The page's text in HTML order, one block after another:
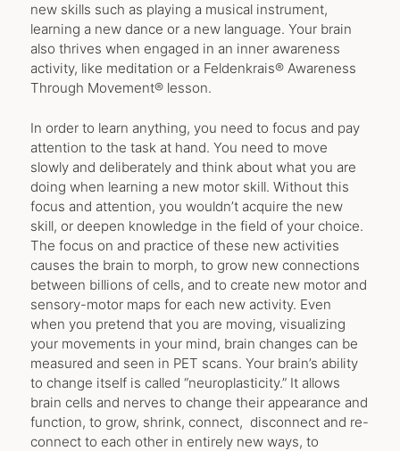
new skills such as playing a musical instrument,
learning a new dance or a new language. Your brain
also thrives when engaged in an inner awareness
activity, like meditation or a Feldenkrais® Awareness
Through Movement® lesson.
In order to learn anything, you need to focus and pay
attention to the task at hand. You need to move
slowly and deliberately and think about what you are
doing when learning a new motor skill. Without this
focus and attention, you wouldn’t acquire the new
skill, or deepen knowledge in the field of your choice.
The focus on and practice of these new activities
causes the brain to morph, to grow new connections
between billions of cells, and to create new motor and
sensory-motor maps for each new activity. Even
when you pretend that you are moving, visualizing
your movements in your mind, brain changes can be
measured and seen in PET scans. Your brain’s ability
to change itself is called “neuroplasticity.” It allows
brain cells and nerves to change their appearance and
function, to grow, shrink, connect, disconnect and re-
connect to each other in entirely new ways, to